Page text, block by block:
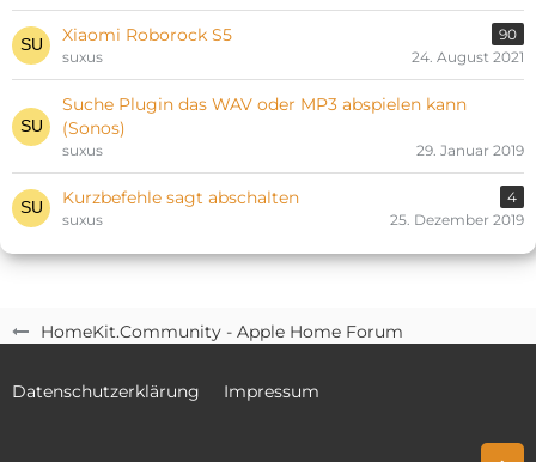
HomeKit.Community - Apple Home Forum
Xiaomi Roborock S5
90
suxus
24. August 2021
Suche Plugin das WAV oder MP3 abspielen kann
(Sonos)
suxus 29. Januar 2019
Kurzbefehle sagt abschalten
4
suxus
25. Dezember 2019
Datenschutzerklärung Impressum